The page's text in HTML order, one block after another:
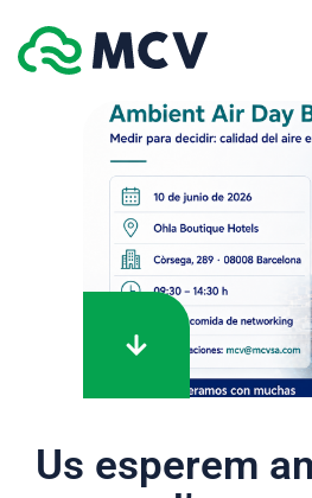
Us esperem